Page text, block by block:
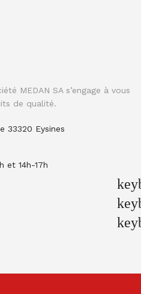
MEDAN SA s’engage à vous
de qualité.
33320 Eysines
et 14h-17h